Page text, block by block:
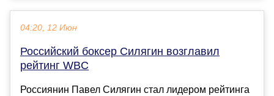
04:20, 12 Июн
Российский боксер Силягин возглавил
рейтинг WBC
Россиянин Павел Силягин стал лидером рейтинга